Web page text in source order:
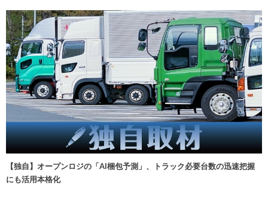
【独自】オープンロジの「AI梱包予測」、トラック必要台数の迅速把握
にも活用本格化